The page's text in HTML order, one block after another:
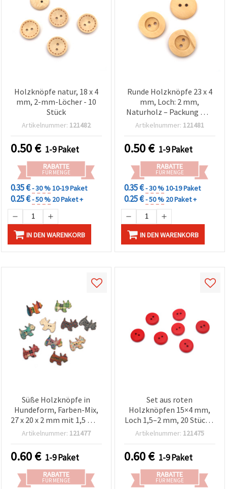
Holzknöpfe natur, 18 x 4
mm, 2-mm-Löcher - 10
Stück
Artikelnummer: 121482
0.50€ 1-9 Paket
RABATTE
FÜR MENGE
0.35 €- 30 %10-19 Paket
0.25 €- 50 % 20 Paket +
IN DEN WARENKORB
Runde Holzknöpfe 23 x 4
mm, Loch: 2 mm,
Naturholz – Packung mit
10 Stück
Artikelnummer: 121481
0.50€ 1-9 Paket
RABATTE
FÜR MENGE
0.35 €- 30 %10-19 Paket
0.25 €- 50 % 20 Paket +
IN DEN WARENKORB
Süße Holzknöpfe in
Hundeform, Farben-Mix,
27 x 20 x 2 mm mit 1,5 mm
Loch – 10er-Set
Nähen, Schmuck &
kreative DIY-
Bastelprojekte
Artikelnummer: 121477
0.60€ 1-9 Paket
RABATTE
FÜR MENGE
Set aus roten
Holzknöpfen 15×4 mm,
Loch 1,5–2 mm, 20 Stück –
zum Nähen, Basteln,
Artikelnummer: 121475
0.60€ 1-9 Paket
RABATTE
FÜR MENGE